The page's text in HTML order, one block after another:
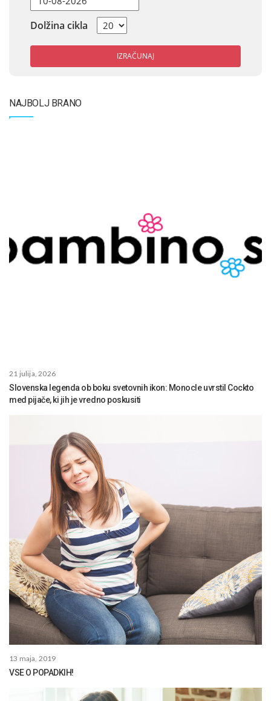
Dolžina cikla
IZRAČUNAJ
NAJBOLJ BRANO
21 julija, 2026
Slovenska legenda ob boku svetovnih ikon: Monocle uvrstil Cockto
med pijače, ki jih je vredno poskusiti
13 maja, 2019
VSE O POPADKIH!